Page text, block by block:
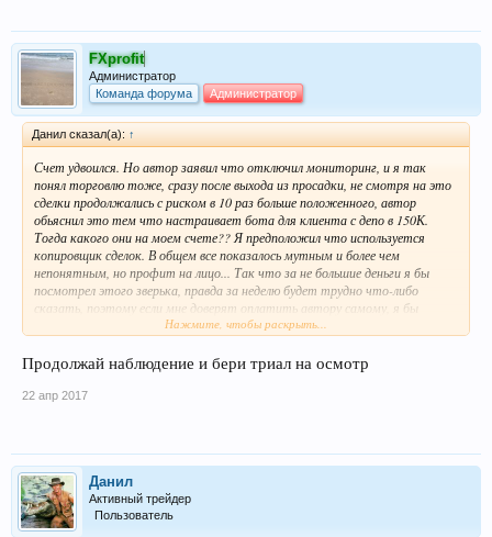
FXprofit
Администратор
Команда форума
Администратор
Данил сказал(а): ↑
Счет удвоился. Но автор заявил что отключил мониторинг, и я так
понял торговлю тоже, сразу после выхода из просадки, не смотря на это
сделки продолжались с риском в 10 раз больше положенного, автор
обьяснил это тем что настраивает бота для клиента с депо в 150К.
Тогда какого они на моем счете?? Я предположил что используется
копировщик сделок. В общем все показалось мутным и более чем
непонятным, но профит на лицо... Так что за не большие деньги я бы
посмотрел этого зверька, правда за неделю будет трудно что-либо
сказать, поэтому если мне доверят оплатить автору самому, я бы
постарался продлить срок триала по максимуму, путем переговоров, тем
некое описание стратегии торговли, позже напишу об этом.
Нажмите, чтобы раскрыть...
Продолжай наблюдение и бери триал на осмотр
22 апр 2017
Данил
Активный трейдер
Пользователь